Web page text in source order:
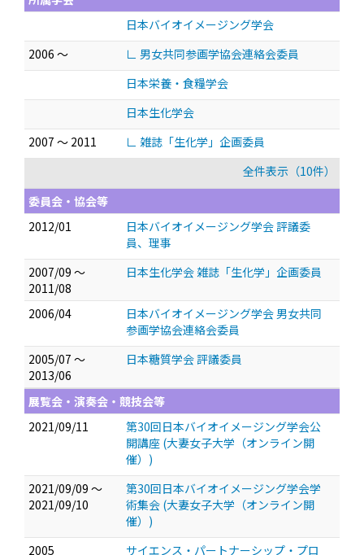
日本バイオイメージング学会
2006 ～
∟ 男女共同参画学協会連絡会委員
日本栄養・食糧学会
日本生化学会
2007 ～ 2011
∟ 雑誌「生化学」企画委員
全件表示（10件）
委員会・協会等
2012/01
日本バイオイメージング学会 評議委
員、理事
2007/09 ～
2011/08
日本生化学会 雑誌「生化学」企画委員
2006/04
日本バイオイメージング学会 男女共同
参画学協会連絡会委員
2005/07 ～
2013/06
日本糖質学会 評議委員
展覧会・演奏会・競技会等
2021/09/11
第30回日本バイオイメージング学会公
開講座 (大妻女子大学（オンライン開
催）)
2021/09/09 ～
2021/09/10
第30回日本バイオイメージング学会学
術集会 (大妻女子大学（オンライン開
催）)
2005
サイエンス・パートナーシップ・プロ